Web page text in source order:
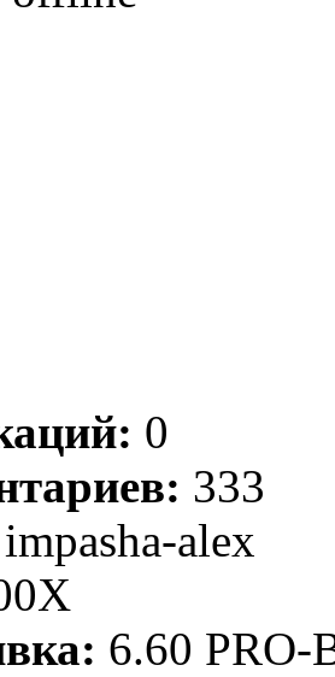
0
333
impasha-alex
6.60 PRO-